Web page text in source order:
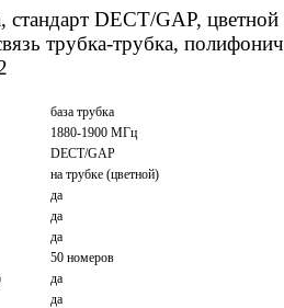
стандарт DECT/GAP,
трубка-трубка,
база трубка
1880-1900 МГц
DECT/GAP
на трубке (цветной)
да
да
да
50 номеров
да
да